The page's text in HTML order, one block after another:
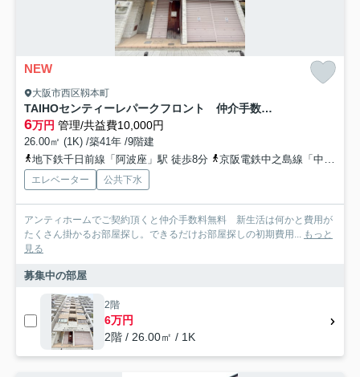
NEW
大阪市西区靱本町
TAIHOセンティーレパークフロント 仲介手数料無料
6万円 管理/共益費10,000円
26.00㎡ (1K) /築41年 /9階建
地下鉄千日前線「阿波座」駅 徒歩8分
京阪電鉄中之島線「中之島」駅 徒歩14分
エレベーター 公共下水
アンティホームでご契約頂くと仲介手数料無料 新生活は何かと費用が
たくさん掛かるお部屋探し。できるだけお部屋探しの初期費用...
もっと
見る
募集中の部屋
2階
6万円
2階 / 26.00㎡ / 1K